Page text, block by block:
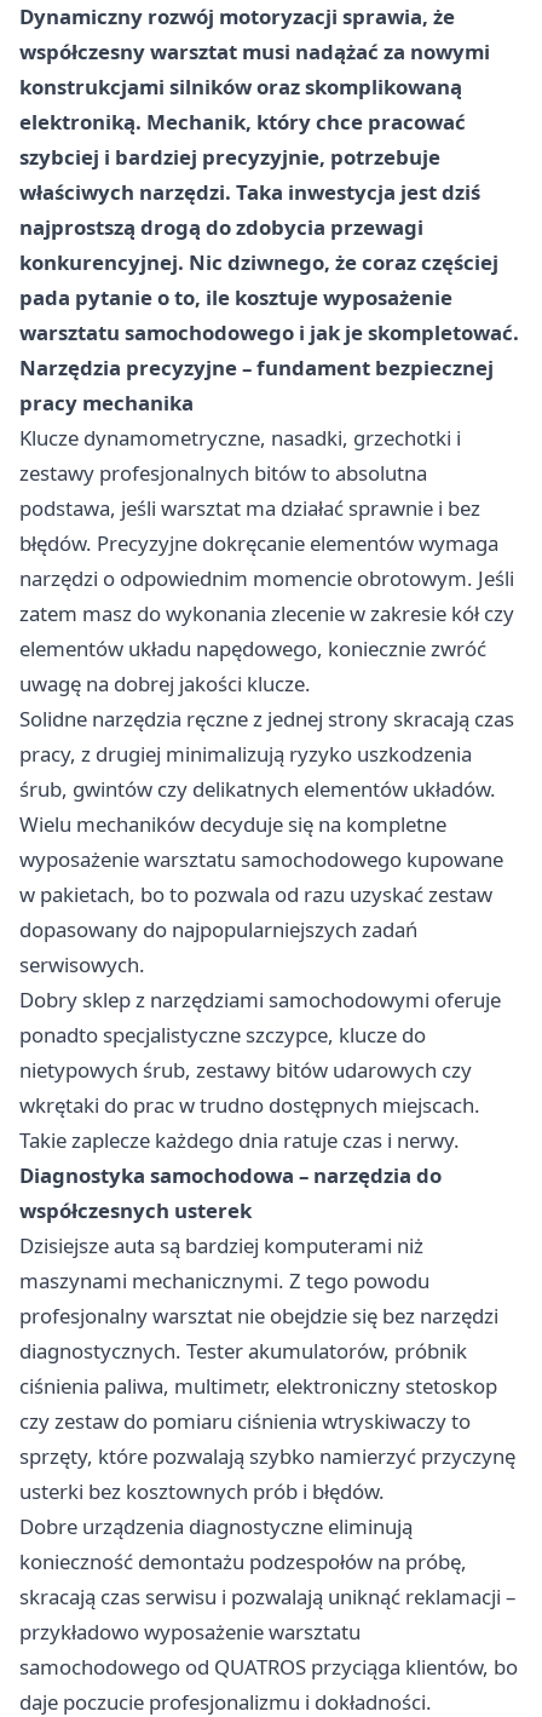
Dynamiczny rozwój motoryzacji sprawia, że
współczesny warsztat musi nadążać za nowymi
konstrukcjami silników oraz skomplikowaną
elektroniką. Mechanik, który chce pracować
szybciej i bardziej precyzyjnie, potrzebuje
właściwych narzędzi. Taka inwestycja jest dziś
najprostszą drogą do zdobycia przewagi
konkurencyjnej. Nic dziwnego, że coraz częściej
pada pytanie o to, ile kosztuje wyposażenie
warsztatu samochodowego i jak je skompletować.
Narzędzia precyzyjne – fundament bezpiecznej
pracy mechanika
Klucze dynamometryczne, nasadki, grzechotki i
zestawy profesjonalnych bitów to absolutna
podstawa, jeśli warsztat ma działać sprawnie i bez
błędów. Precyzyjne dokręcanie elementów wymaga
narzędzi o odpowiednim momencie obrotowym. Jeśli
zatem masz do wykonania zlecenie w zakresie kół czy
elementów układu napędowego, koniecznie zwróć
uwagę na dobrej jakości klucze.
Solidne narzędzia ręczne z jednej strony skracają czas
pracy, z drugiej minimalizują ryzyko uszkodzenia
śrub, gwintów czy delikatnych elementów układów.
Wielu mechaników decyduje się na kompletne
wyposażenie warsztatu samochodowego kupowane
w pakietach, bo to pozwala od razu uzyskać zestaw
dopasowany do najpopularniejszych zadań
serwisowych.
Dobry sklep z narzędziami samochodowymi oferuje
ponadto specjalistyczne szczypce, klucze do
nietypowych śrub, zestawy bitów udarowych czy
wkrętaki do prac w trudno dostępnych miejscach.
Takie zaplecze każdego dnia ratuje czas i nerwy.
Diagnostyka samochodowa – narzędzia do
współczesnych usterek
Dzisiejsze auta są bardziej komputerami niż
maszynami mechanicznymi. Z tego powodu
profesjonalny warsztat nie obejdzie się bez narzędzi
diagnostycznych. Tester akumulatorów, próbnik
ciśnienia paliwa, multimetr, elektroniczny stetoskop
czy zestaw do pomiaru ciśnienia wtryskiwaczy to
sprzęty, które pozwalają szybko namierzyć przyczynę
usterki bez kosztownych prób i błędów.
Dobre urządzenia diagnostyczne eliminują
konieczność demontażu podzespołów na próbę,
skracają czas serwisu i pozwalają uniknąć reklamacji –
przykładowowyposażenie warsztatu
samochodowego od QUATROS przyciąga klientów, bo
daje poczucie profesjonalizmu i dokładności.